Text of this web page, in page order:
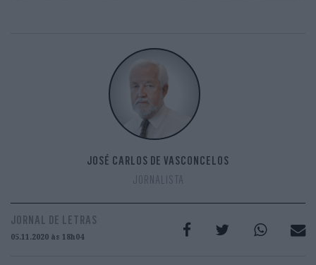
JOSÉ CARLOS DE VASCONCELOS
JORNALISTA
JORNAL DE LETRAS
05.11.2020 às 18h04